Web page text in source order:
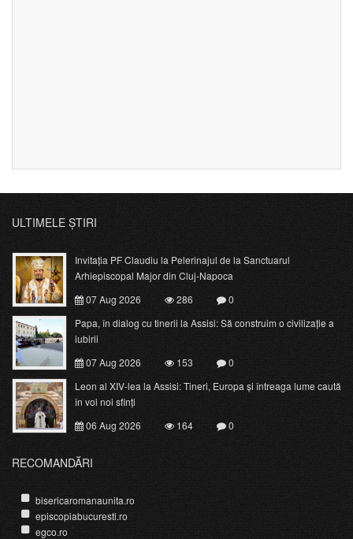
ULTIMELE ȘTIRI
Invitația PF Claudiu la Pelerinajul de la Sanctuarul
Arhiepiscopal Major din Cluj-Napoca
07 Aug 2026
286
0
Papa, în dialog cu tinerii la Assisi: Să construim o civilizație a
iubirii
07 Aug 2026
153
0
Leon al XIV-lea la Assisi: Tineri, Europa și întreaga lume caută
în voi noi sfinți
06 Aug 2026
164 0
RECOMANDĂRI
bisericaromanaunita.ro
episcopiabucuresti.ro
egco.ro